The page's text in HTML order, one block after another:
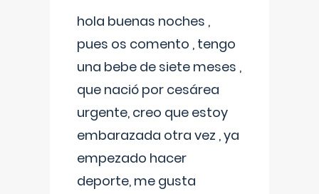
hola buenas noches ,
pues os comento , tengo
una bebe de siete meses ,
que nació por cesárea
urgente, creo que estoy
embarazada otra vez , ya
empezado hacer
deporte, me gusta